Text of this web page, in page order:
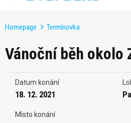
Homepage Termínovka
Vánoční běh okolo
Datum konání
18. 12. 2021
Místo konání